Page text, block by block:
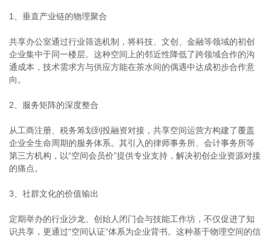
1、垂直产业链的物理聚合
共享办公室通过行业筛选机制，将科技、文创、金融等领域的初创
企业集中于同一楼层。这种空间上的邻近性降低了跨领域合作的沟
通成本，技术需求方与供应方能在茶水间的偶遇中达成初步合作意
向。
2、服务矩阵的深度整合
从工商注册、税务筹划到投融资对接，共享空间运营方构建了覆盖
企业全生命周期的服务体系。其引入的律师事务所、会计事务所等
第三方机构，以“空间会员价”提供专业支持，解决初创企业资源对接
的痛点。
3、社群文化的价值输出
定期举办的行业沙龙、创始人闭门会与技能工作坊，不仅促进了知
识共享，更通过“空间认证”体系为企业背书。这种基于物理空间的信